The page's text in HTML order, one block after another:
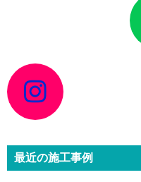
イ
コ
ン
リ
イ
コ
ン
リ
最近の施工事例